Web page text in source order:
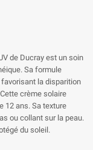
de Ducray est un soin
Sa formule
la disparition
crème solaire
12 ans. Sa texture
ou collant sur la peau.
du soleil.